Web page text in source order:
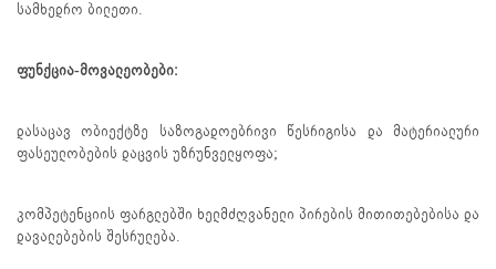
სამხედრო ბილეთი.
ფუნქცია-მოვალეობები:
დასაცავ ობიექტზე საზოგადოებრივი წესრიგისა და მატერიალური
ფასეულობების დაცვის უზრუნველყოფა;
კომპეტენციის ფარგლებში ხელმძღვანელი პირების მითითებებისა და
დავალებების შესრულება.